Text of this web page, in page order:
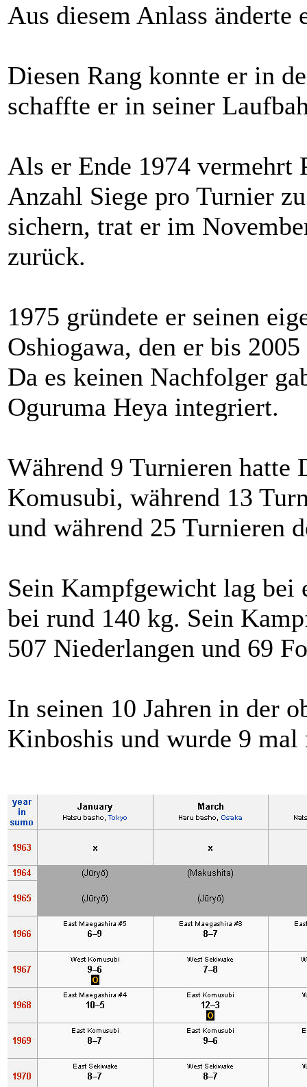
Aus diesem Anlass
Diesen Rang konnte er in
schaffte er in seiner
Als er Ende 1974 vermehrt
Anzahl Siege pro Turnier
sichern, trat er im
zurück.
1975 gründete er seinen
Oshiogawa, den er bis
Da es keinen Nachfolger
Oguruma Heya integriert.
Während 9 Turnieren hatte
Komusubi, während 13
und während 25 Turnieren
Sein Kampfgewicht lag bei
bei rund 140 kg. Sein
507 Niederlangen und 69
In seinen 10 Jahren in der
Kinboshis und wurde 9 mal